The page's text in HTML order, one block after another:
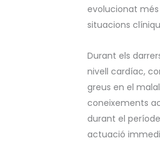
evolucionat
situacions
Durant els
nivell cardíac,
greus en el
coneixements
durant el
actuació